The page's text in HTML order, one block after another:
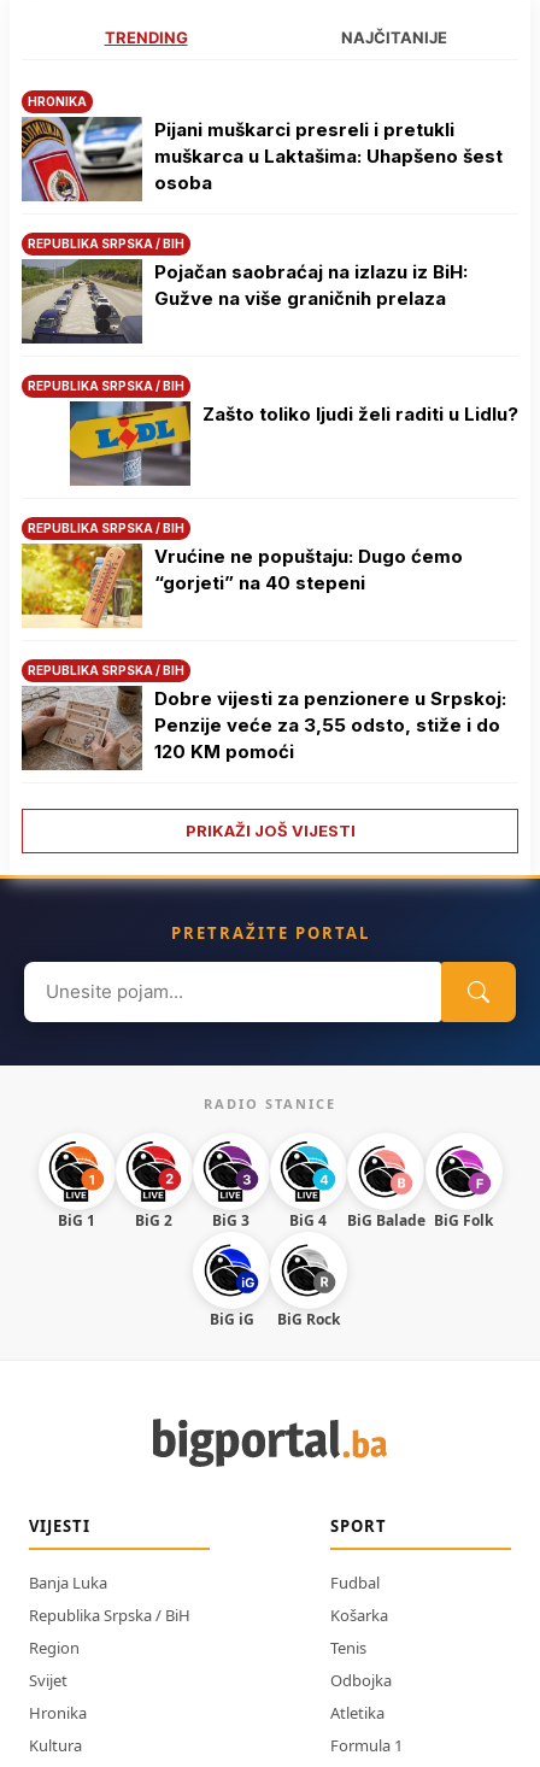
TRENDING NAJČITANIJE
HRONIKA
Pijani muškarci presreli i pretukli
muškarca u Laktašima: Uhapšeno šest
osoba
REPUBLIKA SRPSKA / BIH
Pojačan saobraćaj na izlazu iz BiH:
Gužve na više graničnih prelaza
REPUBLIKA SRPSKA / BIH
Zašto toliko ljudi želi raditi u Lidlu?
REPUBLIKA SRPSKA / BIH
Vrućine ne popuštaju: Dugo ćemo
“gorjeti” na 40 stepeni
REPUBLIKA SRPSKA / BIH
Dobre vijesti za penzionere u Srpskoj:
Penzije veće za 3,55 odsto, stiže i do
120 KM pomoći
PRIKAŽI JOŠ VIJESTI
PRETRAŽITE PORTAL
Search
for:
RADIO STANICE
BiG 1 BiG 2 BiG 3 BiG 4 BiG Balade BiG Folk
BiG iG BiG Rock
VIJESTI
Banja Luka
Republika Srpska / BiH
Region
Svijet
Hronika
Kultura
SPORT
Fudbal
Košarka
Tenis
Odbojka
Atletika
Formula 1